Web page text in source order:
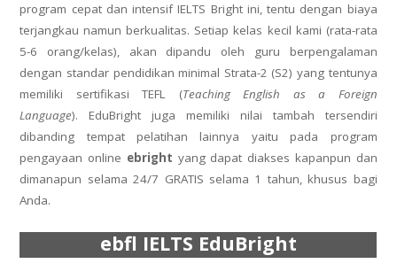
program cepat dan intensifIELTS Bright ini, tentu dengan biaya
terjangkau namun berkualitas. Setiap kelas kecil kami (rata-rata
5-6 orang/kelas), akan dipandu oleh guru berpengalaman
dengan standar pendidikan minimal Strata-2 (S2) yang tentunya
memiliki sertifikasi TEFL (Teaching English as a Foreign
Language). EduBright juga memiliki nilai tambah tersendiri
dibanding tempat pelatihan lainnya yaitu pada program
pengayaan online ebright yang dapat diakses kapanpun dan
dimanapun selama 24/7 GRATIS selama 1 tahun, khusus bagi
Anda.
ebfl IELTS EduBright